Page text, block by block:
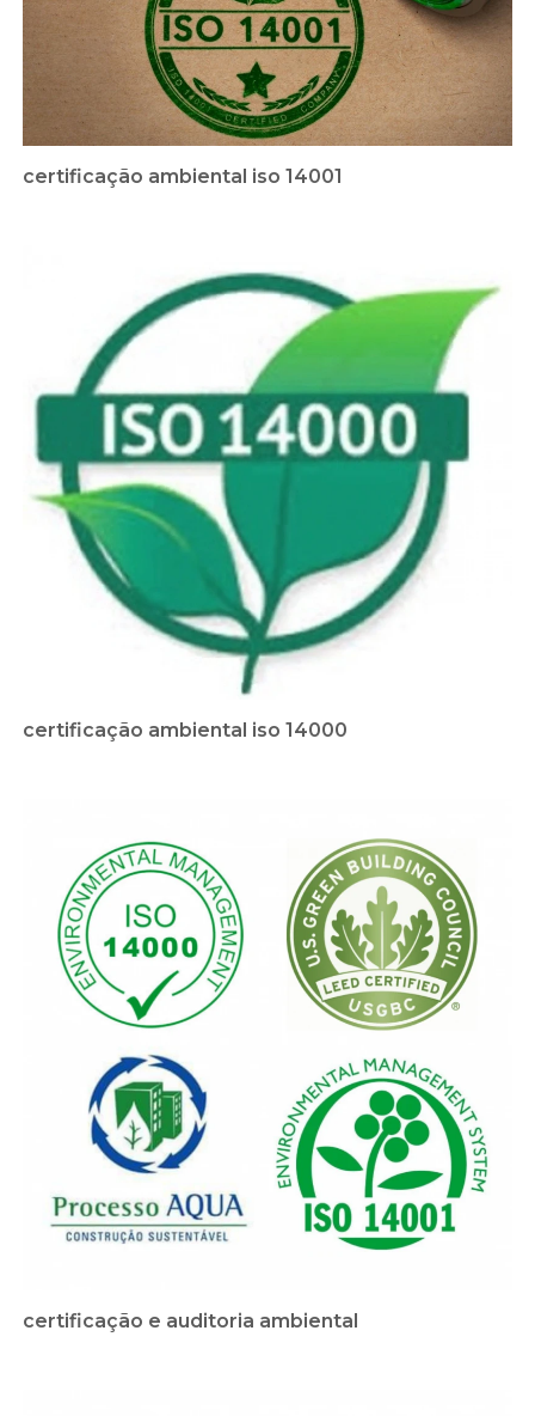
certificação ambiental iso 14001
certificação ambiental iso 14000
certificação e auditoria ambiental